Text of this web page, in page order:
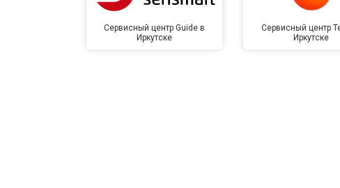
Сервисный центр Guide в
Иркутске
Сервисный центр
Иркутске